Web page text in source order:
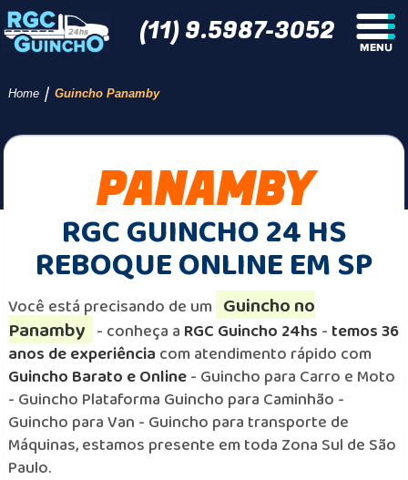
(11) 9.5987-3052
Home / Guincho Panamby
PANAMBY
RGC GUINCHO 24 HS
REBOQUE ONLINE EM SP
Você está precisando de um Guincho no
Panamby - conheça a RGC Guincho 24hs - temos 36
anos de experiência com atendimento rápido com
Guincho Barato e Online- Guincho para Carro e Moto
- Guincho Plataforma Guincho para Caminhão -
Guincho para Van - Guincho para transporte de
Máquinas, estamos presente em toda Zona Sul de São
Paulo.